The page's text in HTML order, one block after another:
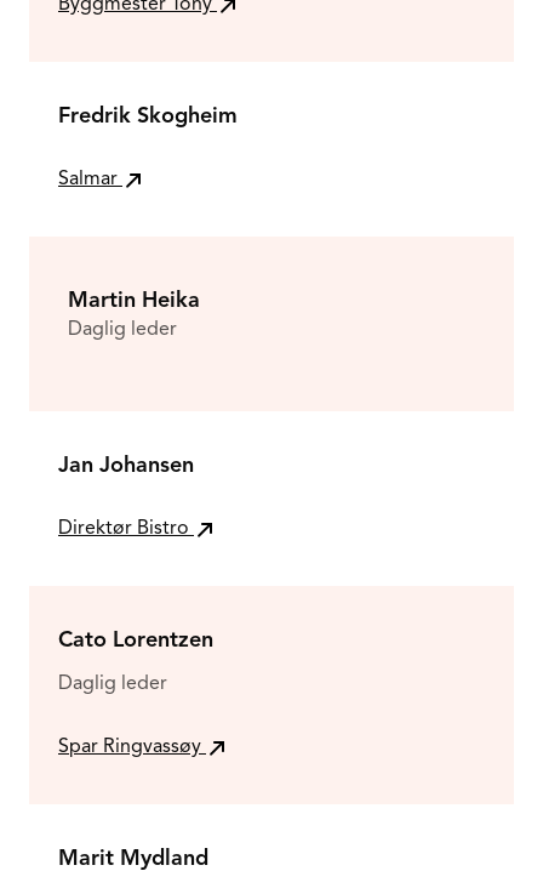
Fredrik Skogheim
Salmar
Martin Heika
Daglig leder
Jan Johansen
Direktør Bistro
Cato Lorentzen
Daglig leder
Spar Ringvassøy
Marit Mydland